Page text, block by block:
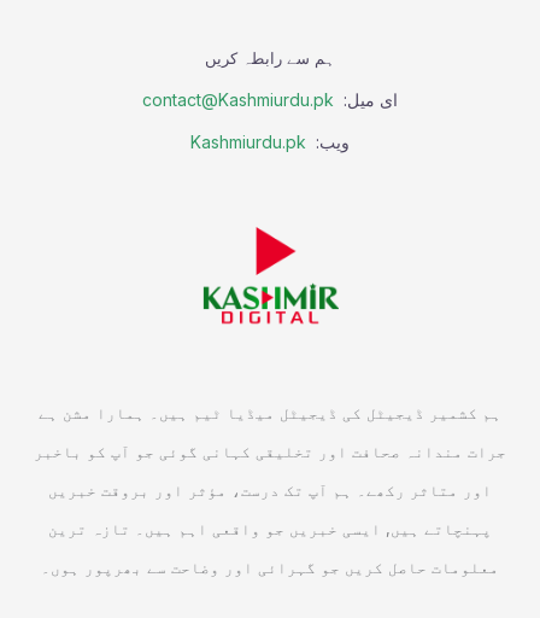
ہم سے رابطہ کریں
ای میل: contact@Kashmiurdu.pk
ویب: Kashmiurdu.pk
ہم کشمیر ڈیجیٹل کی ڈیجیٹل میڈیا ٹیم ہیں۔ ہمارا مشن ہے
جرات مندانہ صحافت اور تخلیقی کہانی گوئی جو آپ کو باخبر
اور متاثر رکھے۔ ہم آپ تک درست، مؤثر اور بروقت خبریں
پہنچاتے ہیں, ایسی خبریں جو واقعی اہم ہیں۔ تازہ ترین
معلومات حاصل کریں جو گہرائی اور وضاحت سے بھرپور ہوں۔